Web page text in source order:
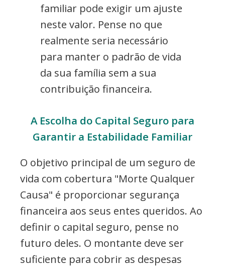
familiar pode exigir um ajuste
neste valor. Pense no que
realmente seria necessário
para manter o padrão de vida
da sua família sem a sua
contribuição financeira.
A Escolha do Capital Seguro para
Garantir a Estabilidade Familiar
O objetivo principal de um seguro de
vida com cobertura "Morte Qualquer
Causa" é proporcionar segurança
financeira aos seus entes queridos. Ao
definir o capital seguro, pense no
futuro deles. O montante deve ser
suficiente para cobrir as despesas